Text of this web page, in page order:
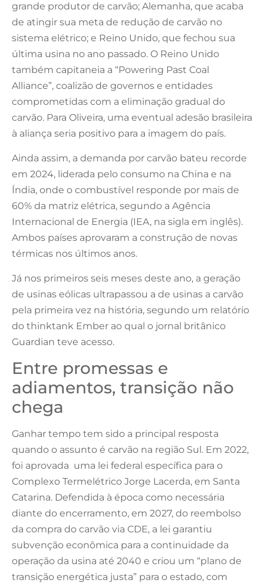
grande produtor de carvão; Alemanha, que acaba
de atingir sua meta de redução de carvão no
sistema elétrico; e Reino Unido, que fechou sua
última usina no ano passado. O Reino Unido
também capitaneia a “Powering Past Coal
Alliance”, coalizão de governos e entidades
comprometidas com a eliminação gradual do
carvão. Para Oliveira, uma eventual adesão brasileira
à aliança seria positivo para a imagem do país.
Ainda assim, a demanda por carvão bateu recorde
em 2024, liderada pelo consumo na China e na
Índia, onde o combustível responde por mais de
60% da matriz elétrica, segundo a Agência
Internacional de Energia (IEA, na sigla em inglês).
Ambos países aprovaram a construção de novas
térmicas nos últimos anos.
Já nos primeiros seis meses deste ano, a geração
de usinas eólicas ultrapassou a de usinas a carvão
pela primeira vez na história, segundo um relatório
do thinktank Ember ao qual o jornal britânico
Guardian teve acesso.
Entre promessas e
adiamentos, transição não
chega
Ganhar tempo tem sido a principal resposta
quando o assunto é carvão na região Sul. Em 2022,
foi aprovada uma lei federal específica para o
Complexo Termelétrico Jorge Lacerda, em Santa
Catarina. Defendida à época como necessária
diante do encerramento, em 2027, do reembolso
da compra do carvão via CDE, a lei garantiu
subvenção econômica para a continuidade da
operação da usina até 2040 e criou um “plano de
transição energética justa” para o estado, com